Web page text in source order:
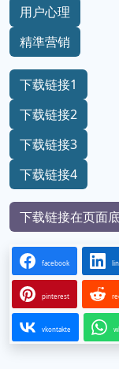
用户心理
精準营销
下载链接1
下载链接2
下载链接3
下载链接4
下载链接在页面
facebook
pinterest
vkontakte